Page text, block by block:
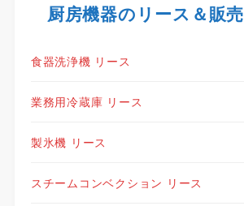
厨房機器のリース＆販売
食器洗浄機 リース
業務用冷蔵庫 リース
製氷機 リース
スチームコンベクション リース